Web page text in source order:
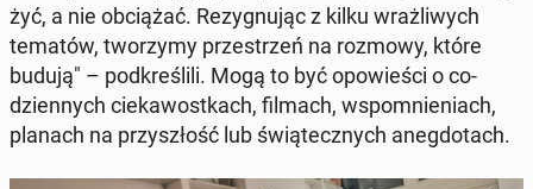
żyć, a nie ob­cią­żać. Re­zy­gnu­jąc z kilku wraż­li­wych
tematów, two­rzy­my prze­strzeń na rozmowy, które
budują" – pod­kre­śli­li. Mogą to być opo­wie­ści o co­
dzien­nych cie­ka­wost­kach, filmach, wspo­mnie­niach,
planach na przy­szłość lub świą­tecz­nych aneg­do­tach.